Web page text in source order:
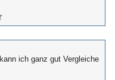
ich ganz gut Vergleiche